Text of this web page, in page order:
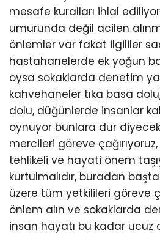
mesafe kuralları ihlal
umurunda değil acilen
önlemler var fakat ilgililer
hastahanelerde ek yoğun
oysa sokaklarda denetim
kahvehaneler tıka basa
dolu, düğünlerde insanlar
oynuyor bunlara dur
mercileri göreve
tehlikeli ve hayati önem
kurtulmalıdır, buradan
üzere tüm yetkilileri göreve
önlem alın ve sokaklarda
insan hayatı bu kadar ucuz